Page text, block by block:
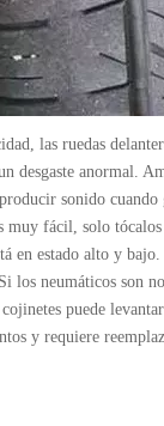
las ruedas
desgaste anormal.
sonido
muy fácil, solo
en estado alto y
los neumáticos son
puede
y requiere